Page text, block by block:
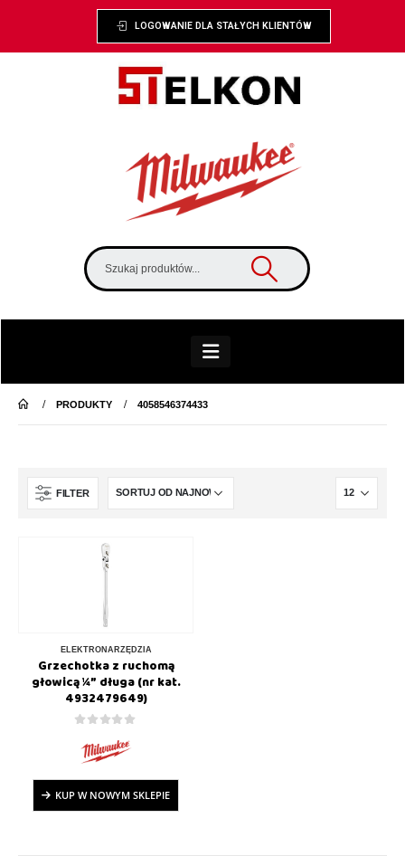
LOGOWANIE DLA STAŁYCH KLIENTÓW
PRODUKTY 4058546374433
FILTER
ELEKTRONARZĘDZIA
Grzechotka z ruchomą
głowicą ¼″ długa (nr kat.
4932479649)
KUP W NOWYM SKLEPIE